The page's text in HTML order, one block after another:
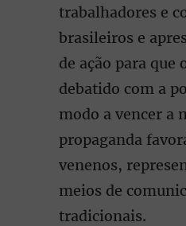
trabalhadores e
brasileiros e
de ação para que
debatido com a
modo a vencer a
propaganda
venenos,
meios de
tradicionais.